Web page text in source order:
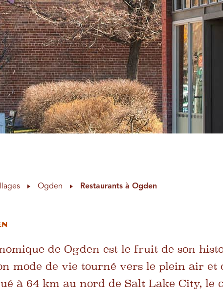
Ogden Restaurants à Ogden
de Ogden est le fruit de son
mode de vie tourné vers le plein air et
à 64 km au nord de Salt Lake City, le